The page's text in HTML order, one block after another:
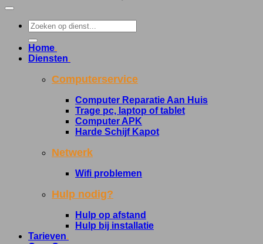
Home.
Diensten.
Computerservice
Computer Reparatie Aan Huis
Trage pc, laptop of tablet
Computer APK
Harde Schijf Kapot
Netwerk
Wifi problemen
Hulp nodig?
Hulp op afstand
Hulp bij installatie
Tarieven.